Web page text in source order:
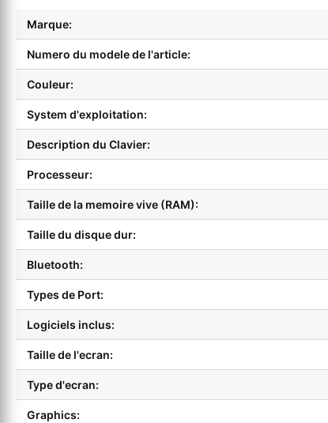
Marque:
Numero du modele de l'article:
Couleur:
System d'exploitation:
Description du Clavier:
Processeur:
Taille de la memoire vive (RAM):
Taille du disque dur:
Bluetooth:
Types de Port:
Logiciels inclus:
Taille de l'ecran:
Type d'ecran:
Graphics: